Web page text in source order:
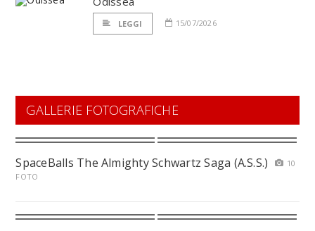
LEGGI 15/07/2026
GALLERIE FOTOGRAFICHE
SpaceBalls The Almighty Schwartz Saga (A.S.S.)
10
FOTO